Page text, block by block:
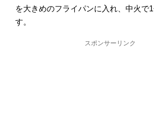
を大きめのフライパンに入れ、中火で
す。
スポンサーリンク